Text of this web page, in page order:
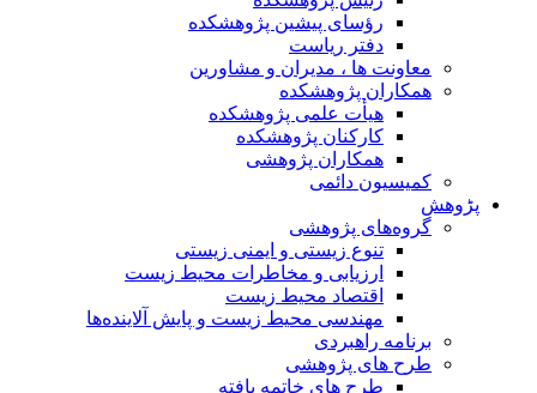
رؤسای پیشین پژوهشکده
دفتر ریاست
معاونت ها ، مدیران و مشاورین
همکاران پژوهشکده
هیأت علمی پژوهشکده
کارکنان پژوهشکده
همکاران پژوهشی
کمیسیون دائمی
پڑوهش
گروه‌های پژوهشی
تنوع زیستی و ایمنی زیستی
ارزیابی و مخاطرات محیط زیست
اقتصاد محیط زیست
مهندسی محیط زیست و پایش آلاینده‌ها
برنامه راهبردی
طرح های پژوهشی
طرح های خاتمه یافته